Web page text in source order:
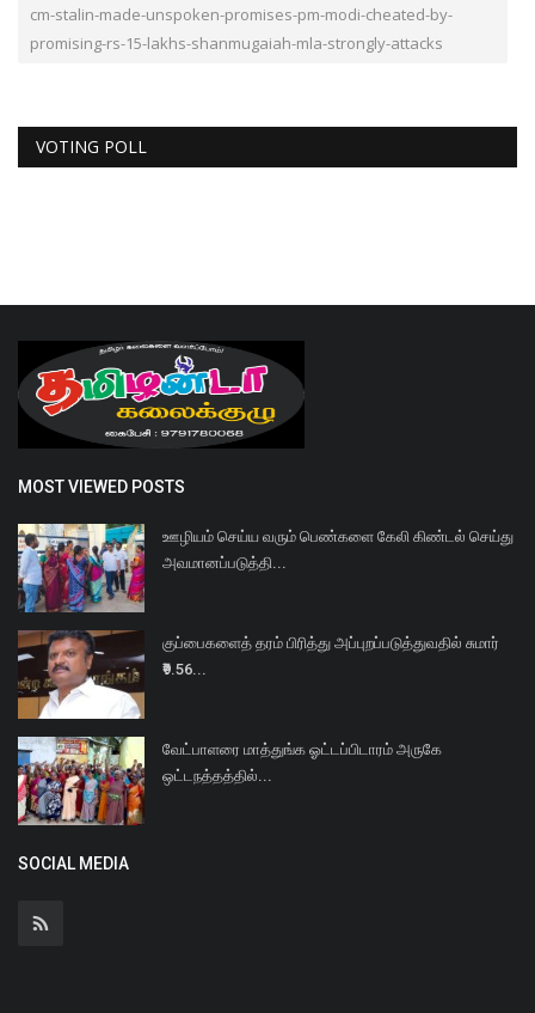
cm-stalin-made-unspoken-promises-pm-modi-cheated-by-
promising-rs-15-lakhs-shanmugaiah-mla-strongly-attacks
VOTING POLL
MOST VIEWED POSTS
ஊழியம் செய்ய வரும் பெண்களை கேலி கிண்டல் செய்து
அவமானப்படுத்தி...
குப்பைகளைத் தரம் பிரித்து அப்புறப்படுத்துவதில் சுமார்
₹9.56...
வேட்பாளரை மாத்துங்க ஓட்டப்பிடாரம் அருகே
ஒட்டநத்தத்தில்...
SOCIAL MEDIA